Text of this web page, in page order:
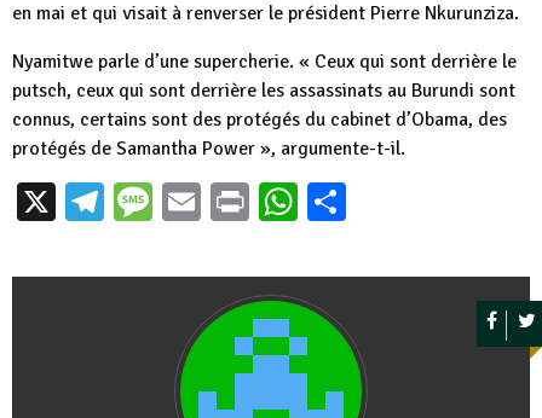
en mai et qui visait à renverser le président Pierre Nkurunziza.
Nyamitwe parle d’une supercherie. « Ceux qui sont derrière le
putsch, ceux qui sont derrière les assassinats au Burundi sont
connus, certains sont des protégés du cabinet d’Obama, des
protégés de Samantha Power », argumente-t-il.
X Telegram
Message
EmailPrintWhatsApp